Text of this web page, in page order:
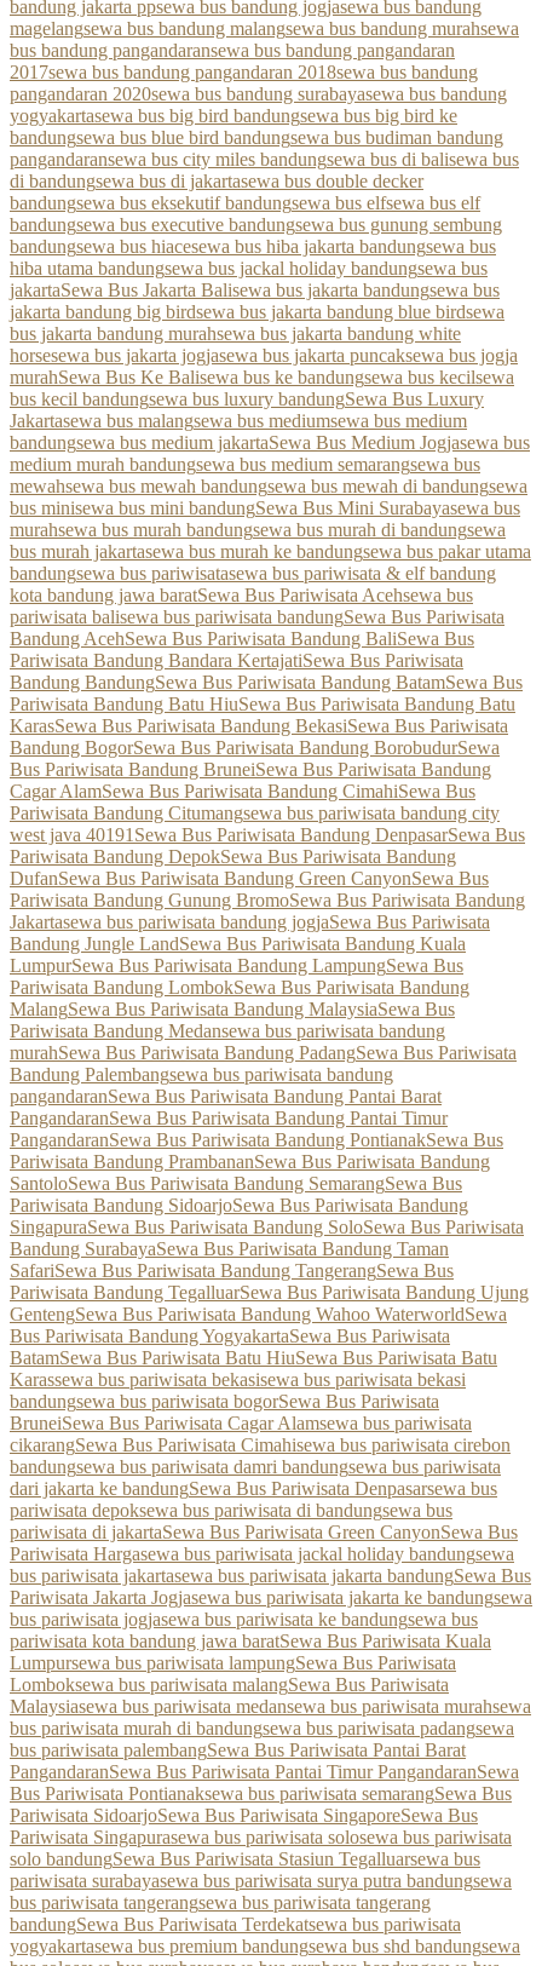
bandung jakarta ppsewa bus bandung jogjasewa bus bandung
magelangsewa bus bandung malangsewa bus bandung murahsewa
bus bandung pangandaransewa bus bandung pangandaran
2017sewa bus bandung pangandaran 2018sewa bus bandung
pangandaran 2020sewa bus bandung surabayasewa bus bandung
yogyakartasewa bus big bird bandungsewa bus big bird ke
bandungsewa bus blue bird bandungsewa bus budiman bandung
pangandaransewa bus city miles bandungsewa bus di balisewa bus
di bandungsewa bus di jakartasewa bus double decker
bandungsewa bus eksekutif bandungsewa bus elfsewa bus elf
bandungsewa bus executive bandungsewa bus gunung sembung
bandungsewa bus hiacesewa bus hiba jakarta bandungsewa bus
hiba utama bandungsewa bus jackal holiday bandungsewa bus
jakartaSewa Bus Jakarta Balisewa bus jakarta bandungsewa bus
jakarta bandung big birdsewa bus jakarta bandung blue birdsewa
bus jakarta bandung murahsewa bus jakarta bandung white
horsesewa bus jakarta jogjasewa bus jakarta puncaksewa bus jogja
murahSewa Bus Ke Balisewa bus ke bandungsewa bus kecilsewa
bus kecil bandungsewa bus luxury bandungSewa Bus Luxury
Jakartasewa bus malangsewa bus mediumsewa bus medium
bandungsewa bus medium jakartaSewa Bus Medium Jogjasewa bus
medium murah bandungsewa bus medium semarangsewa bus
mewahsewa bus mewah bandungsewa bus mewah di bandungsewa
bus minisewa bus mini bandungSewa Bus Mini Surabayasewa bus
murahsewa bus murah bandungsewa bus murah di bandungsewa
bus murah jakartasewa bus murah ke bandungsewa bus pakar utama
bandungsewa bus pariwisatasewa bus pariwisata & elf bandung
kota bandung jawa baratSewa Bus Pariwisata Acehsewa bus
pariwisata balisewa bus pariwisata bandungSewa Bus Pariwisata
Bandung AcehSewa Bus Pariwisata Bandung BaliSewa Bus
Pariwisata Bandung Bandara KertajatiSewa Bus Pariwisata
Bandung BandungSewa Bus Pariwisata Bandung BatamSewa Bus
Pariwisata Bandung Batu HiuSewa Bus Pariwisata Bandung Batu
KarasSewa Bus Pariwisata Bandung BekasiSewa Bus Pariwisata
Bandung BogorSewa Bus Pariwisata Bandung BorobudurSewa
Bus Pariwisata Bandung BruneiSewa Bus Pariwisata Bandung
Cagar AlamSewa Bus Pariwisata Bandung CimahiSewa Bus
Pariwisata Bandung Citumangsewa bus pariwisata bandung city
west java 40191Sewa Bus Pariwisata Bandung DenpasarSewa Bus
Pariwisata Bandung DepokSewa Bus Pariwisata Bandung
DufanSewa Bus Pariwisata Bandung Green CanyonSewa Bus
Pariwisata Bandung Gunung BromoSewa Bus Pariwisata Bandung
Jakartasewa bus pariwisata bandung jogjaSewa Bus Pariwisata
Bandung Jungle LandSewa Bus Pariwisata Bandung Kuala
LumpurSewa Bus Pariwisata Bandung LampungSewa Bus
Pariwisata Bandung LombokSewa Bus Pariwisata Bandung
MalangSewa Bus Pariwisata Bandung MalaysiaSewa Bus
Pariwisata Bandung Medansewa bus pariwisata bandung
murahSewa Bus Pariwisata Bandung PadangSewa Bus Pariwisata
Bandung Palembangsewa bus pariwisata bandung
pangandaranSewa Bus Pariwisata Bandung Pantai Barat
PangandaranSewa Bus Pariwisata Bandung Pantai Timur
PangandaranSewa Bus Pariwisata Bandung PontianakSewa Bus
Pariwisata Bandung PrambananSewa Bus Pariwisata Bandung
SantoloSewa Bus Pariwisata Bandung SemarangSewa Bus
Pariwisata Bandung SidoarjoSewa Bus Pariwisata Bandung
SingapuraSewa Bus Pariwisata Bandung SoloSewa Bus Pariwisata
Bandung SurabayaSewa Bus Pariwisata Bandung Taman
SafariSewa Bus Pariwisata Bandung TangerangSewa Bus
Pariwisata Bandung TegalluarSewa Bus Pariwisata Bandung Ujung
GentengSewa Bus Pariwisata Bandung Wahoo WaterworldSewa
Bus Pariwisata Bandung YogyakartaSewa Bus Pariwisata
BatamSewa Bus Pariwisata Batu HiuSewa Bus Pariwisata Batu
Karassewa bus pariwisata bekasisewa bus pariwisata bekasi
bandungsewa bus pariwisata bogorSewa Bus Pariwisata
BruneiSewa Bus Pariwisata Cagar Alamsewa bus pariwisata
cikarangSewa Bus Pariwisata Cimahisewa bus pariwisata cirebon
bandungsewa bus pariwisata damri bandungsewa bus pariwisata
dari jakarta ke bandungSewa Bus Pariwisata Denpasarsewa bus
pariwisata depoksewa bus pariwisata di bandungsewa bus
pariwisata di jakartaSewa Bus Pariwisata Green CanyonSewa Bus
Pariwisata Hargasewa bus pariwisata jackal holiday bandungsewa
bus pariwisata jakartasewa bus pariwisata jakarta bandungSewa Bus
Pariwisata Jakarta Jogjasewa bus pariwisata jakarta ke bandungsewa
bus pariwisata jogjasewa bus pariwisata ke bandungsewa bus
pariwisata kota bandung jawa baratSewa Bus Pariwisata Kuala
Lumpursewa bus pariwisata lampungSewa Bus Pariwisata
Lomboksewa bus pariwisata malangSewa Bus Pariwisata
Malaysiasewa bus pariwisata medansewa bus pariwisata murahsewa
bus pariwisata murah di bandungsewa bus pariwisata padangsewa
bus pariwisata palembangSewa Bus Pariwisata Pantai Barat
PangandaranSewa Bus Pariwisata Pantai Timur PangandaranSewa
Bus Pariwisata Pontianaksewa bus pariwisata semarangSewa Bus
Pariwisata SidoarjoSewa Bus Pariwisata SingaporeSewa Bus
Pariwisata Singapurasewa bus pariwisata solosewa bus pariwisata
solo bandungSewa Bus Pariwisata Stasiun Tegalluarsewa bus
pariwisata surabayasewa bus pariwisata surya putra bandungsewa
bus pariwisata tangerangsewa bus pariwisata tangerang
bandungSewa Bus Pariwisata Terdekatsewa bus pariwisata
yogyakartasewa bus premium bandungsewa bus shd bandungsewa